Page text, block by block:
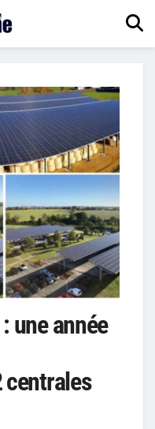
une année
centrales